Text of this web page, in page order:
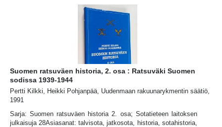
Suomen ratsuväen historia, 2. osa : Ratsuväki Suomen
sodissa 1939-1944
Pertti Kilkki, Heikki Pohjanpää, Uudenmaan rakuunarykmentin säätiö,
1991
Sarja: Suomen ratsuväen historia 2. osa; Sotatieteen laitoksen
julkaisuja 28Asiasanat: talvisota, jatkosota, historia, sotahistoria,